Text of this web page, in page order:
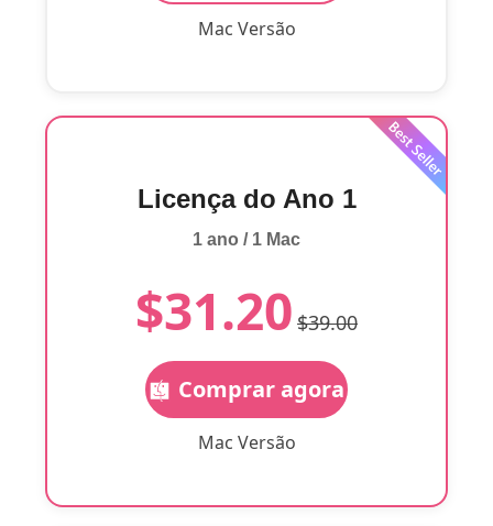
Licença do Ano 1
1 ano / 1 Mac
$31.20 $39.00
Comprar agora
Mac Versão
Mac Versão